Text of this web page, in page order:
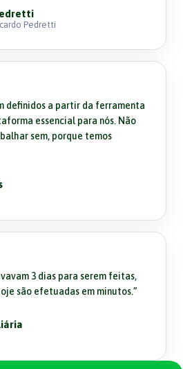
Pedretti
definidos a partir da ferramenta
essencial para nós. Não
sem, porque temos
3 dias para serem feitas,
são efetuadas em minutos.”